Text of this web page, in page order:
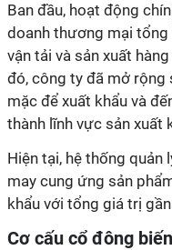
Ban đầu, hoạt động
doanh thương mại tổng
vận tải và sản xuất
đó, công ty đã mở rộng
mặc để xuất khẩu và
thành lĩnh vực sản xuất
Hiện tại, hệ thống quản
may cung ứng sản
khẩu với tổng giá trị
Cơ cấu cổ đông